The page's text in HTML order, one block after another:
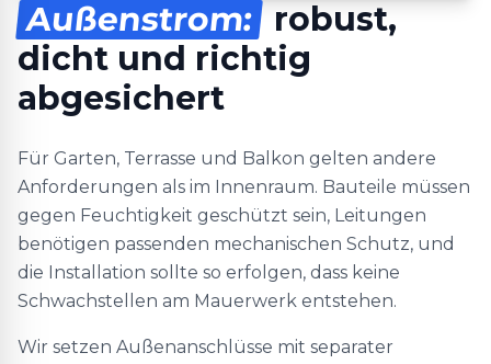
Außenstrom: robust,
dicht und richtig
abgesichert
Für Garten, Terrasse und Balkon gelten andere
Anforderungen als im Innenraum. Bauteile müssen
gegen Feuchtigkeit geschützt sein, Leitungen
benötigen passenden mechanischen Schutz, und
die Installation sollte so erfolgen, dass keine
Schwachstellen am Mauerwerk entstehen.
Wir setzen Außenanschlüsse mit separater